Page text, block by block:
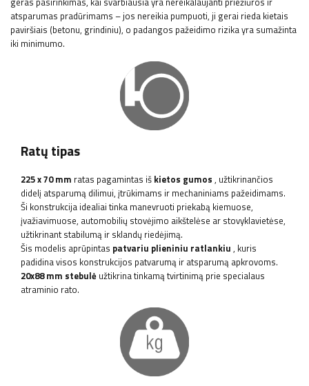
atsparumas pradūrimams – jos nereikia pumpuoti, ji gerai rieda kietais
paviršiais (betonu, grindiniu), o padangos pažeidimo rizika yra sumažinta
iki minimumo.
Ratų tipas
225 x 70 mm ratas pagamintas iš kietos gumos , užtikrinančios
didelį atsparumą dilimui, įtrūkimams ir mechaniniams pažeidimams.
Ši konstrukcija idealiai tinka manevruoti priekabą kiemuose,
įvažiavimuose, automobilių stovėjimo aikštelėse ar stovyklavietėse,
užtikrinant stabilumą ir sklandų riedėjimą.
Šis modelis aprūpintas patvariu plieniniu ratlankiu , kuris
padidina visos konstrukcijos patvarumą ir atsparumą apkrovoms.
20x88 mm stebulė užtikrina tinkamą tvirtinimą prie specialaus
atraminio rato.